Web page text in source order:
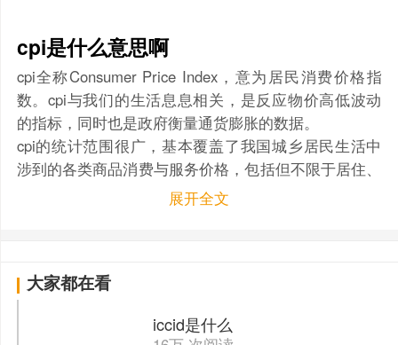
cpi是什么意思啊
cpi全称Consumer Price Index，意为居民消费价格指
数。cpi与我们的生活息息相关，是反应物价高低波动
的指标，同时也是政府衡量通货膨胀的数据。
cpi的统计范围很广，基本覆盖了我国城乡居民生活中
涉到的各类商品消费与服务价格，包括但不限于居住、
穿衣、娱乐、教育等等，在调查时秉持定人、定点、定
令社会经济蓬勃发展。
展开全文
大家都在看
iccid是什么